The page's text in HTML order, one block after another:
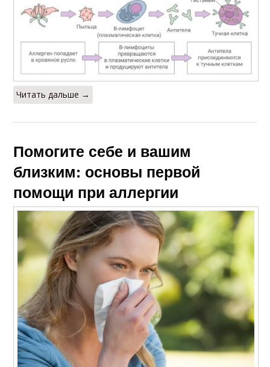
Читать дальше →
Помогите себе и вашим
близким: основы первой
помощи при аллергии